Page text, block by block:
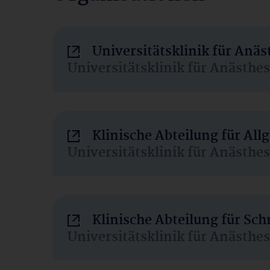
Universitätsklinik für
Universitätsklinik für
Klinische Abteilung für
Universitätsklinik für
Klinische Abteilung für
Universitätsklinik für